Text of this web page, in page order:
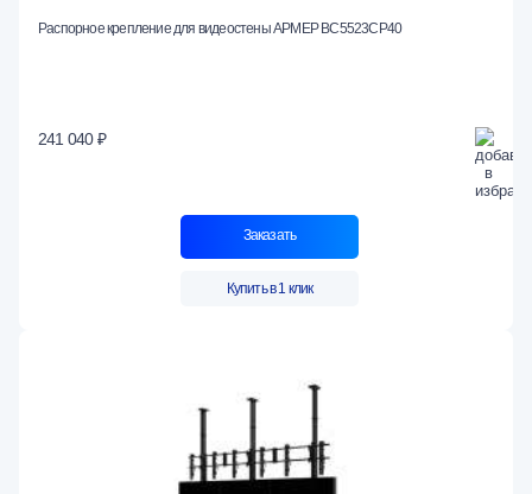
Распорное крепление для видеостены АРМЕР ВС5523СР40
241 040 ₽
Заказать
Купить в 1 клик